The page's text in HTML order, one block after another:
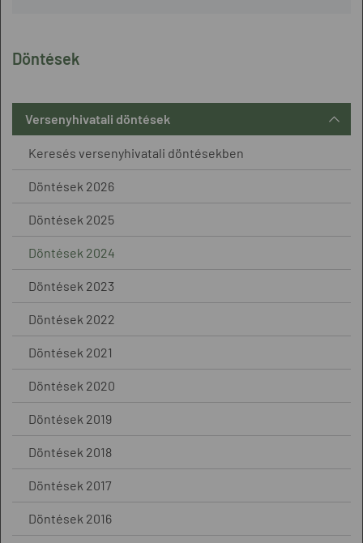
Döntések
Versenyhivatali döntések
Keresés versenyhivatali döntésekben
Döntések 2026
Döntések 2025
Döntések 2024
Döntések 2023
Döntések 2022
Döntések 2021
Döntések 2020
Döntések 2019
Döntések 2018
Döntések 2017
Döntések 2016